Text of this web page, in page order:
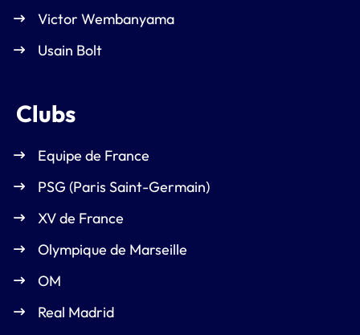
Victor Wembanyama
Usain Bolt
Clubs
Equipe de France
PSG (Paris Saint-Germain)
XV de France
Olympique de Marseille
OM
Real Madrid